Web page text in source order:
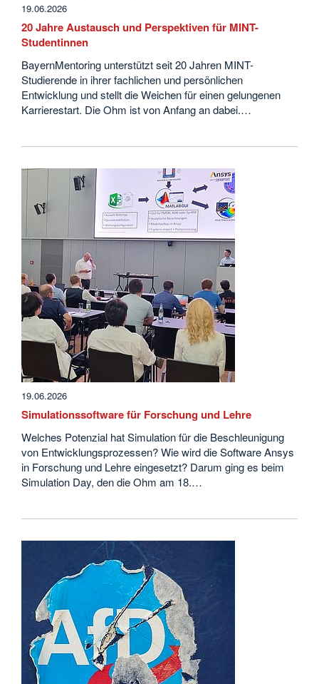
19.06.2026
20 Jahre Austausch und Perspektiven für MINT-
Studentinnen
BayernMentoring unterstützt seit 20 Jahren MINT-
Studierende in ihrer fachlichen und persönlichen
Entwicklung und stellt die Weichen für einen gelungenen
Karrierestart. Die Ohm ist von Anfang an dabei.…
19.06.2026
Simulationssoftware für Forschung und Lehre
Welches Potenzial hat Simulation für die Beschleunigung
von Entwicklungsprozessen? Wie wird die Software Ansys
in Forschung und Lehre eingesetzt? Darum ging es beim
Simulation Day, den die Ohm am 18.…